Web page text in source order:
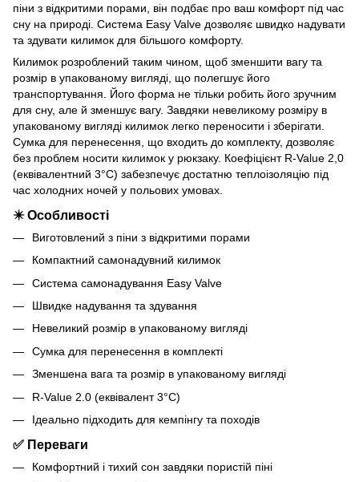
піни з відкритими порами, він подбає про ваш комфорт під час
сну на природі. Система Easy Valve дозволяє швидко надувати
та здувати килимок для більшого комфорту.
Килимок розроблений таким чином, щоб зменшити вагу та
розмір в упакованому вигляді, що полегшує його
транспортування. Його форма не тільки робить його зручним
для сну, але й зменшує вагу. Завдяки невеликому розміру в
упакованому вигляді килимок легко переносити і зберігати.
Сумка для перенесення, що входить до комплекту, дозволяє
без проблем носити килимок у рюкзаку. Коефіцієнт R-Value 2,0
(еквівалентний 3°C) забезпечує достатню теплоізоляцію під
час холодних ночей у польових умовах.
✴️ Особливості
Виготовлений з піни з відкритими порами
Компактний самонадувний килимок
Система самонадування Easy Valve
Швидке надування та здування
Невеликий розмір в упакованому вигляді
Сумка для перенесення в комплекті
Зменшена вага та розмір в упакованому вигляді
R-Value 2.0 (еквівалент 3°C)
Ідеально підходить для кемпінгу та походів
✅ Переваги
Комфортний і тихий сон завдяки пористій піні